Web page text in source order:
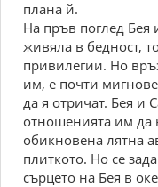
плана й.
На пръв поглед
живяла в бедност,
привилегии. Но
им, е почти
да я отричат. Бея и
отношенията им да
обикновена лятна
плиткото. Но се
сърцето на Бея в